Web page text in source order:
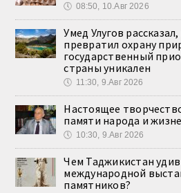
🕔 08:50, 10.Авг 2026
Умед Улугов
превратил охрану
государственный
страны уникален
🕔 11:30, 9.Авг 2026
Настоящее
памяти народа и
🕔 10:30, 9.Авг 2026
Чем Таджикистан
международной
памятников?